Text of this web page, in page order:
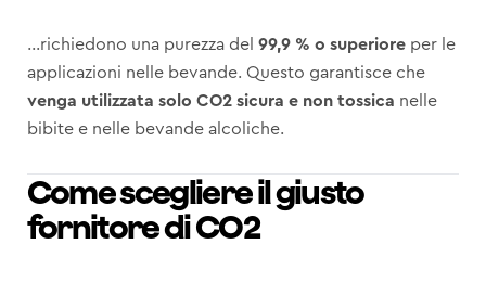
…richiedono una purezza del 99,9 % o superioreper le
applicazioni nelle bevande. Questo garantisce che
venga utilizzata solo CO2 sicura e non tossica nelle
bibite e nelle bevande alcoliche.
Come scegliere il giusto
fornitore di CO2